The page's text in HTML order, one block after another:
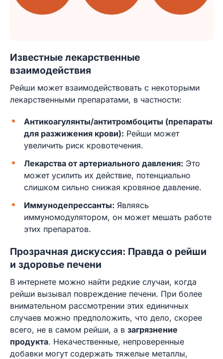
Известные лекарственные
взаимодействия
Рейши может взаимодействовать с некоторыми
лекарственными препаратами, в частности:
Антикоагулянты/антитромбоциты (препараты
для разжижения крови): Рейши может
увеличить риск кровотечения.
Лекарства от артериального давления: Это
может усилить их действие, потенциально
слишком сильно снижая кровяное давление.
Иммунодепрессанты: Являясь
иммуномодулятором, он может мешать работе
этих препаратов.
Прозрачная дискуссия: Правда о рейши
и здоровье печени
В интернете можно найти редкие случаи, когда
рейши вызывал повреждение печени. При более
внимательном рассмотрении этих единичных
случаев можно предположить, что дело, скорее
всего, не в самом рейши, а в загрязнение
продукта. Некачественные, непроверенные
добавки могут содержать тяжелые металлы,